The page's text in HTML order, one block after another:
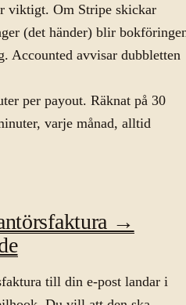
viktigt. Om Stripe skickar
(det händer) blir
Accounted avvisar dubbletten
per payout. Räknat på 30
varje månad, alltid
→
till din e-post landar i